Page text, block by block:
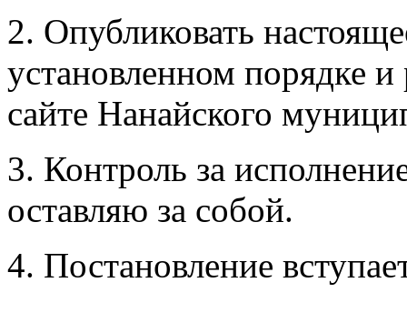
2. Опубликовать
установленном порядке
сайте Нанайского
3. Контроль за
оставляю за собой.
4. Постановление